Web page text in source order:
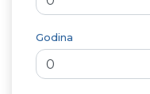
Godina